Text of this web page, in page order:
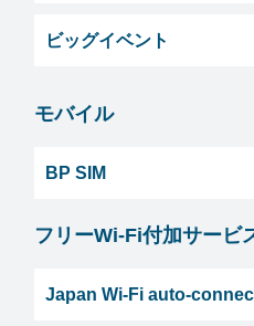
ビッグイベント
モバイル
BP SIM
フリーWi-Fi付加サービ
Japan Wi-Fi auto-